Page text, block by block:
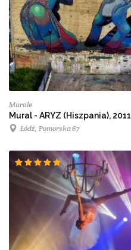
Murale
Mural - ARYZ (Hiszpania), 2011
Łódź, Pomorska 67